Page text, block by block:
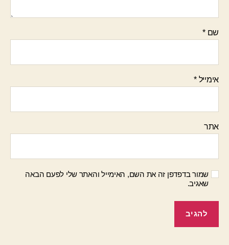
שם*
אימייל*
אתר
שמור בדפדפן זה את השם, האימייל והאתר שלי לפעם הבאה
שאגיב.